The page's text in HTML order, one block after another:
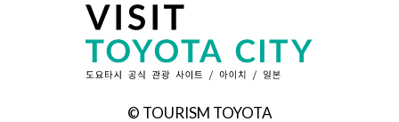
© TOURISM TOYOTA